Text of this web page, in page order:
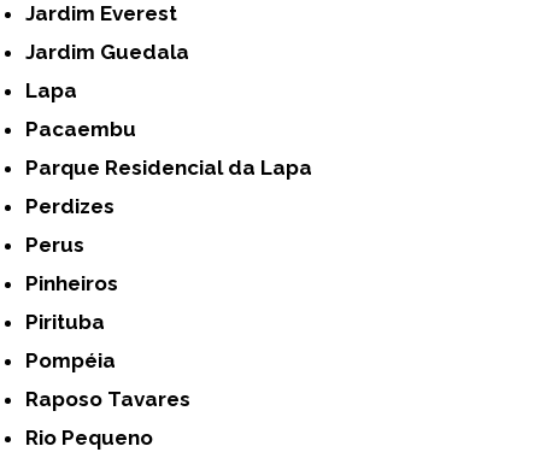
Jardim Everest
Jardim Guedala
Lapa
Pacaembu
Parque Residencial da Lapa
Perdizes
Perus
Pinheiros
Pirituba
Pompéia
Raposo Tavares
Rio Pequeno